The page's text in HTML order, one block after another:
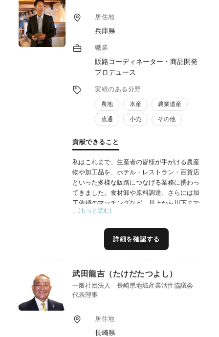
居住地
兵庫県
職業
販路コーディネーター・商品開発
プロデュース
実績のある分野
農地 水産 農業遺産
流通 小売 その他
貢献できること
私はこれまで、生産者の皆様が手がける農産
物や加工品を、ホテル・レストラン・百貨店
といった多様な販路につなげる業務に携わっ
てきました。食材卸や原料調達、さらには加
工依頼のマッチングなど、川上から川下まで
一貫したサポートを行う中で、現場の声を聞
進に取り組んでまいりました。特に、商品の
価値を引き出すブランディングや、商品化に
げにも携わり、企画立案から現場導入までの
実務経験を重ねてきました。こうした経験を
通じて培った実践力と柔軟な対応力には自信
…(もっと読む)
詳細を確認する
武田龍吉（たけだたつよし）
一般社団法人 長崎県地域産業活性協議会
代表理事
居住地
長崎県